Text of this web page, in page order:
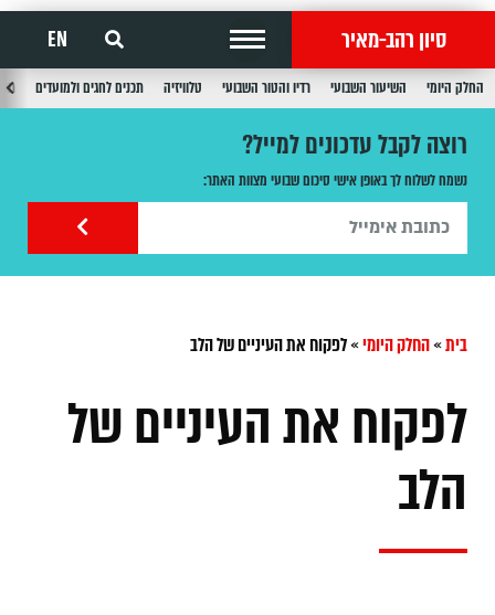
סיון רהב-מאיר EN
החלק היומי השיעור השבועי רדיו והטור השבועי טלוויזיה תכנים לחגים ולמועדים
רוצה לקבל עדכונים למייל?
נשמח לשלוח לך באופן אישי סיכום שבועי מצוות האתר:
בית»החלק היומי»לפקוח את העיניים של הלב
לפקוח את העיניים של
הלב